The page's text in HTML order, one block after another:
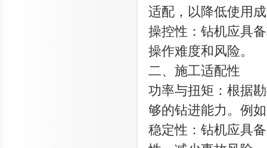
适配，以降低使用
操控性：钻机应具
操作难度和风险。
二、施工适配性
功率与扭矩：根据
够的钻进能力。例
稳定性：钻机应具